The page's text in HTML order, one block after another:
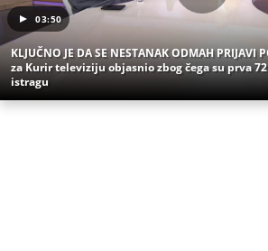
03:50
KLJUČNO JE DA SE NESTANAK ODMAH
za Kurir televiziju objasnio zbog čega su prva
istragu